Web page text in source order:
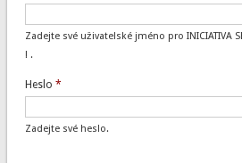
Zadejte své uživatelské jméno pro INICIATIVA
! .
Heslo *
Zadejte své heslo.